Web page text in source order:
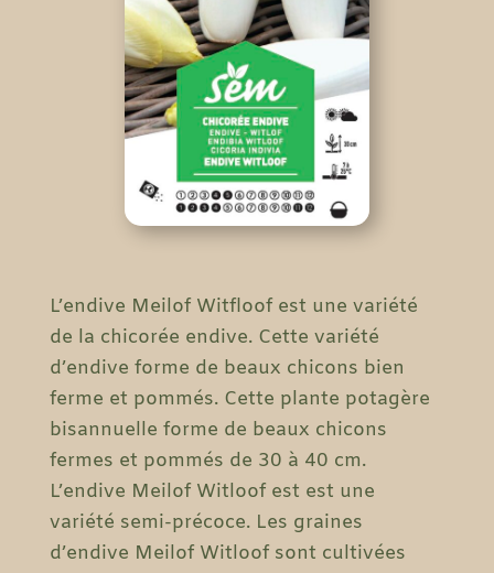
L’endive Meilof Witfloof est une variété
de la chicorée endive. Cette variété
d’endive forme de beaux chicons bien
ferme et pommés. Cette plante potagère
bisannuelle forme de beaux chicons
fermes et pommés de 30 à 40 cm.
L’endive Meilof Witloof est est une
variété semi-précoce. Les graines
d’endive Meilof Witloof sont cultivées